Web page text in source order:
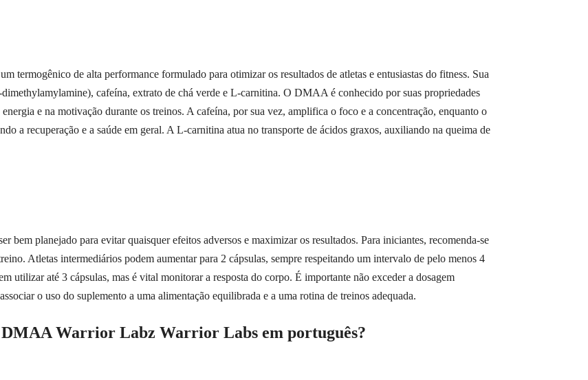
de alta performance formulado para otimizar os resultados de atletas e entusiastas do fitness. Sua
cafeína, extrato de chá verde e L-carnitina. O DMAA é conhecido por suas propriedades
e na motivação durante os treinos. A cafeína, por sua vez, amplifica o foco e a concentração, enquanto o
a recuperação e a saúde em geral. A L-carnitina atua no transporte de ácidos graxos, auxiliando na queima de
planejado para evitar quaisquer efeitos adversos e maximizar os resultados. Para iniciantes, recomenda-se
Atletas intermediários podem aumentar para 2 cápsulas, sempre respeitando um intervalo de pelo menos 4
utilizar até 3 cápsulas, mas é vital monitorar a resposta do corpo. É importante não exceder a dosagem
o uso do suplemento a uma alimentação equilibrada e a uma rotina de treinos adequada.
Warrior Labz Warrior Labs em português?